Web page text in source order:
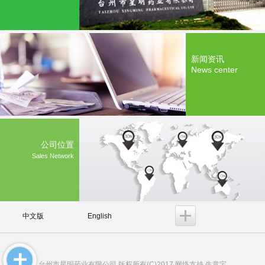
新闻资讯
News center
公司位置
Sales Network
中文版 English